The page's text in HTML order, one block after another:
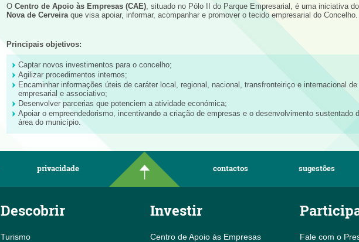
O Centro de Apoio às Empresas (CAE), situado no Pólo II do Parque Empresarial, é uma iniciativa do
Nova de Cerveiraque visa apoiar, informar, acompanhar e promover o tecido empresarial do Concelho.
Principais objetivos:
Captar novos investimentos para o concelho;
Agilizar procedimentos internos;
Encaminhar informações úteis de caráter local, regional, nacional, transfronteiriço e internacional
empresarial e associativo;
Desenvolver parcerias que potenciem a atividade económica;
Apoiar o empreendedorismo, incentivando a criação de empresas e o desenvolvimento sustentado
área do município.
privacidade contactos sugestões
Descobrir
Turismo
Investir
Centro de Apoio às Empresas
Fale com o